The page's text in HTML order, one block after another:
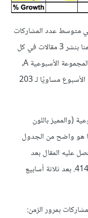
متوسط عدد المشاركات
لجميع المقالات المنشورة في ذلك الأسبوع (قمنا بنشر 3 مقالات في كل
أسبوع في المتوسط). على سبيل المثال، في المجموعة الأسبوعية A،
كان متوسط عدد المشاركات لثلاثة مقالات في الأسبوع مساويًا لـ 203
(والمميز باللون
هو واضح من الجدول
عليه المقال بعد
أسبوع مساويًا لـ 309. وبعد أسبوعين أصبح 414. بعد ثلاثة أسابيع
بمرور الزمن: